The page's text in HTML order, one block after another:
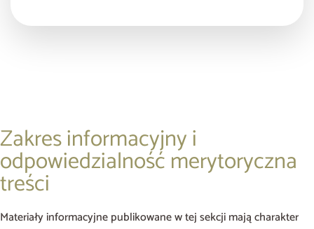
Zakres informacyjny i
odpowiedzialność merytoryczna
treści
Materiały informacyjne publikowane w tej sekcji mają charakter